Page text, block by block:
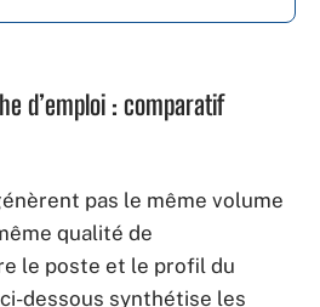
d’emploi : comparatif
pas le même volume
qualité de
le poste et le profil du
dessous synthétise les